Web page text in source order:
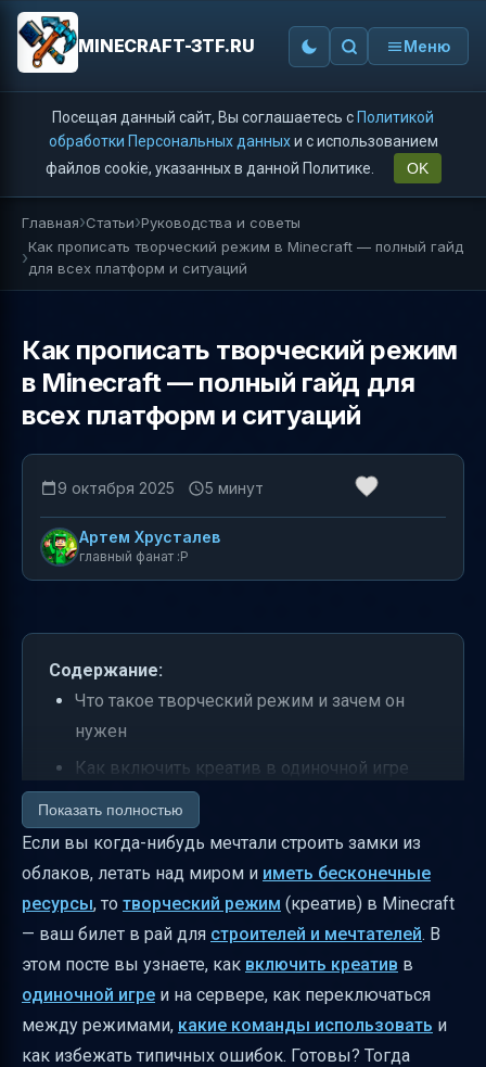
MINECRAFT-3TF.RU Меню
Посещая данный сайт, Вы соглашаетесь с Политикой
обработки Персональных данныхи с использованием
файлов cookie, указанных в данной Политике.
OK
Главная Статьи Руководства и советы
Как прописать творческий режим в Minecraft — полный гайд
для всех платформ и ситуаций
Как прописать творческий режим
в Minecraft — полный гайд для
всех платформ и ситуаций
9 октября 2025 5 минут
Артем Хрусталев
главный фанат :P
Содержание:
Что такое творческий режим и зачем он
нужен
Как включить креатив в одиночной игре
Как переключаться между режимами
через команды
Как включить креатив на сервере
Использование командного блока для
автоматизации
Работа с NBTExplorer для продвинутых
пользователей
Как проверить, что креатив активирован
Показать полностью
Если вы когда-нибудь мечтали строить замки из
облаков, летать над миром и иметь бесконечные
ресурсы, то творческий режим (креатив) в Minecraft
— ваш билет в рай для строителей и мечтателей. В
этом посте вы узнаете, как включить креатив в
одиночной игре и на сервере, как переключаться
между режимами, какие команды использовать и
как избежать типичных ошибок. Готовы? Тогда